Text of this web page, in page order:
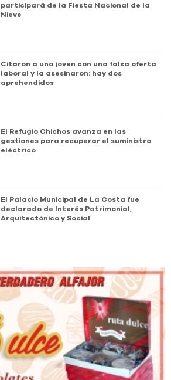
participará de la Fiesta Nacional de la
Nieve
Citaron a una joven con una falsa oferta
laboral y la asesinaron: hay dos
aprehendidos
El Refugio Chichos avanza en las
gestiones para recuperar el suministro
eléctrico
El Palacio Municipal de La Costa fue
declarado de Interés Patrimonial,
Arquitectónico y Social